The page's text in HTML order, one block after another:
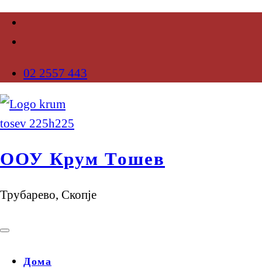
02 2557 443
ООУ Крум Тошев
Трубарево, Скопје
Дома